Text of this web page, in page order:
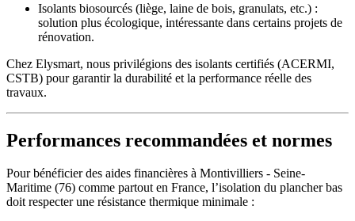
Isolants biosourcés (liège, laine de bois, granulats, etc.) :
solution plus écologique, intéressante dans certains projets de
rénovation.
Chez Elysmart, nous privilégions des isolants certifiés (ACERMI,
CSTB) pour garantir la durabilité et la performance réelle des
travaux.
Performances recommandées et normes
Pour bénéficier des aides financières à Montivilliers - Seine-
Maritime (76) comme partout en France, l’isolation du plancher bas
doit respecter une résistance thermique minimale :